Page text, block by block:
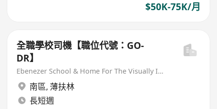
$50K-75K/月
全職學校司機【職位代號：GO-
DR】
Ebenezer School & Home For The Visually Impaired
南區, 薄扶林
長短週